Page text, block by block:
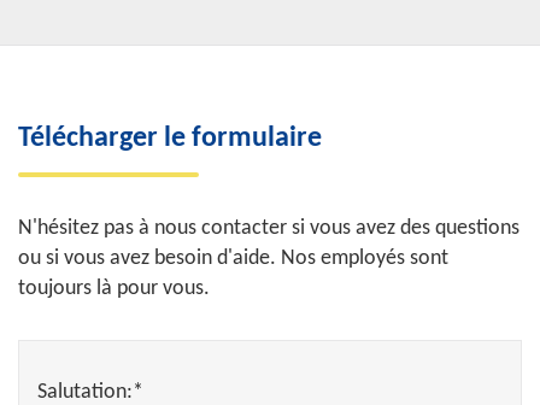
Télécharger le formulaire
N'hésitez pas à nous contacter si vous avez des questions
ou si vous avez besoin d'aide. Nos employés sont
toujours là pour vous.
Salutation:*